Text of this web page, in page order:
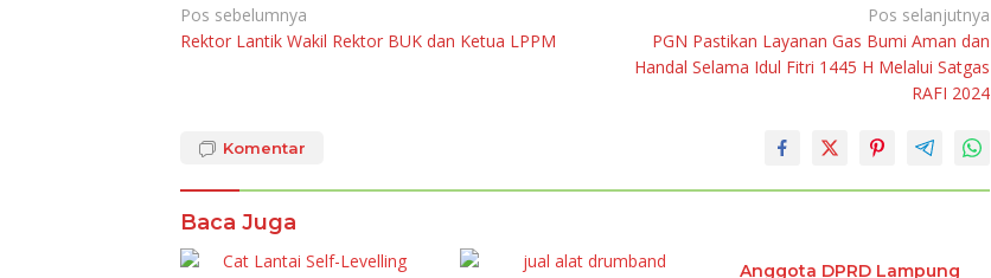
Navigasi
pos
Pos sebelumnya
Rektor Lantik Wakil Rektor BUK dan Ketua LPPM
Pos selanjutnya
PGN Pastikan Layanan Gas Bumi Aman dan
Handal Selama Idul Fitri 1445 H Melalui Satgas
RAFI 2024
Komentar
Baca Juga
Anggota DPRD Lampung